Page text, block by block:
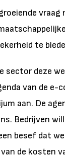
vraag
te
sector deze
van de e-
aan. De
Bedrijven
besef dat
de kosten